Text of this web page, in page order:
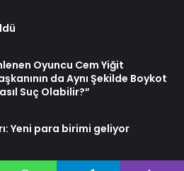
Oyuncu Cem Yiğit
da Aynı Şekilde Boykot
Suç Olabilir?”
Yeni para birimi geliyor